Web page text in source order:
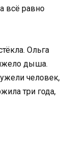
всё равно
Ольга
дыша.
человек,
три года,